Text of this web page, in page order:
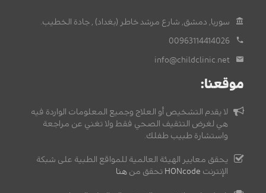
سوريا, دمشق, شارع مرشد خاطر (بغداد) , جادة الخطيب.
00963114414026
info@childclinic.net
موقعنا:
لا يقدم التشخيص أو العلاج وجميع المعلومات الواردة فيه
هي لغرض التثقيف الصحي فقط ولا تغني عن مراجعة
واستشارة طبيب طفلك.
يحقق معايير الهيئة العالمية للمواقع الطبية على شبكة
الإنترنت HONcode تحقق من هنا